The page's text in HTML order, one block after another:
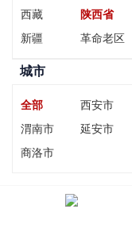
西藏
陕西省
新疆
革命老区
城市
全部 西安市
渭南市
延安市
商洛市